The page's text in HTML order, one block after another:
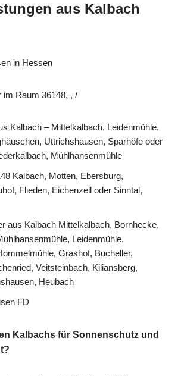
aus Kalbach
in Hessen
im Raum 36148, , /
Kalbach – Mittelkalbach, Leidenmühle,
Uttrichshausen, Sparhöfe oder
Mühlhansenmühle
Kalbach, Motten, Ebersburg,
Flieden, Eichenzell oder Sinntal,
aus Kalbach Mittelkalbach, Bornhecke,
Leidenmühle,
Grashof, Bucheller,
Veitsteinbach, Kiliansberg,
Heubach
FD
Kalbachs für Sonnenschutz und